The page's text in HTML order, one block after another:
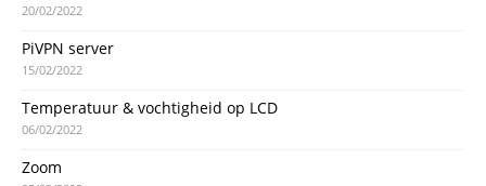
20/02/2022
PiVPN server
15/02/2022
Temperatuur & vochtigheid op LCD
06/02/2022
Zoom